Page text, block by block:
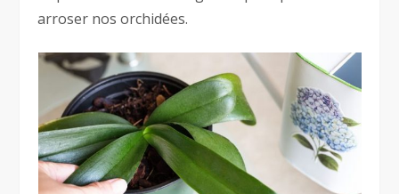
arroser nos orchidées.